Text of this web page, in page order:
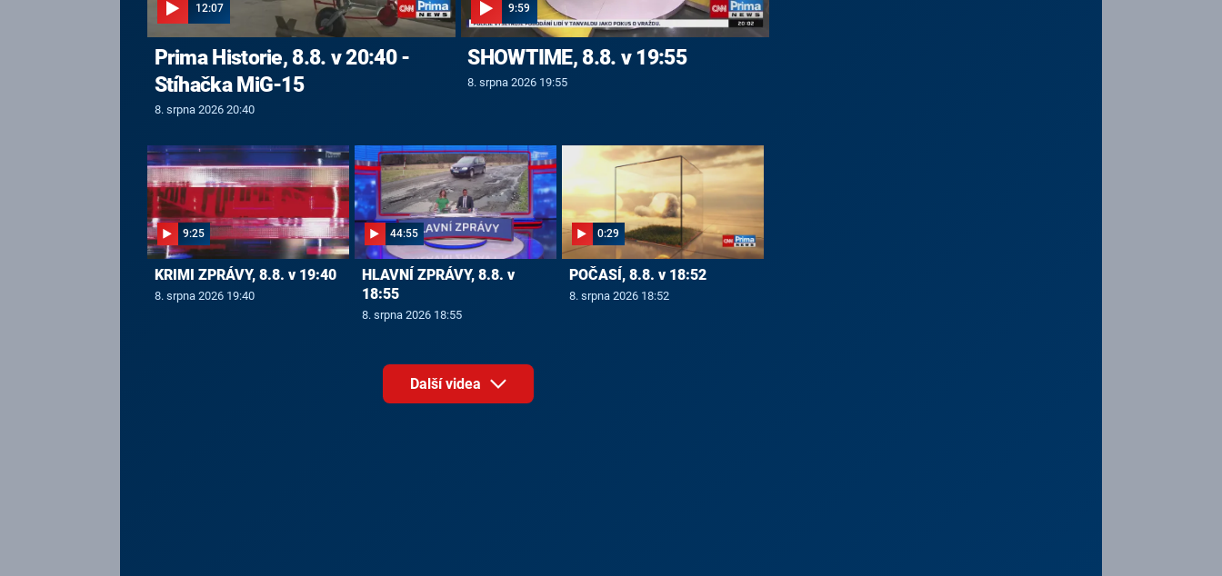
12:07
Prima Historie, 8.8. v 20:40 -
Stíhačka MiG-15
8. srpna 2026 20:40
9:59
SHOWTIME, 8.8. v 19:55
8. srpna 2026 19:55
9:25
KRIMI ZPRÁVY, 8.8. v 19:40
8. srpna 2026 19:40
44:55
HLAVNÍ ZPRÁVY, 8.8. v
18:55
8. srpna 2026 18:55
0:29
POČASÍ, 8.8. v 18:52
8. srpna 2026 18:52
Další videa